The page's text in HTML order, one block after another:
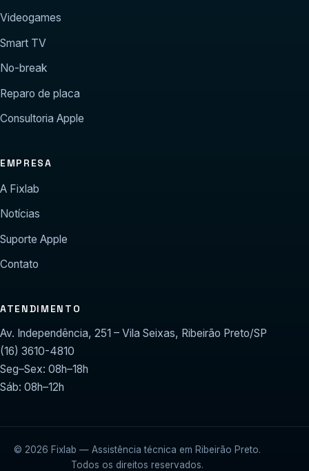
Videogames
Smart TV
No-break
Reparo de placa
Consultoria Apple
EMPRESA
A Fixlab
Notícias
Suporte Apple
Contato
ATENDIMENTO
Av. Independência, 251 – Vila Seixas, Ribeirão Preto/SP
(16) 3610-4810
Seg–Sex: 08h–18h
Sáb: 08h–12h
© 2026 Fixlab — Assistência técnica em Ribeirão Preto.
Todos os direitos reservados.